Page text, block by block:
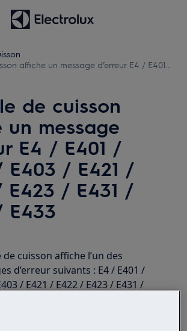
affiche un message d’erreur E4 / E401 /
de cuisson
un message
E4 / E401 /
E403 / E421 /
E423 / E431 /
E433
de cuisson affiche l’un des
d’erreur suivants : E4 / E401 /
/ E421 / E422 / E423 / E431 /